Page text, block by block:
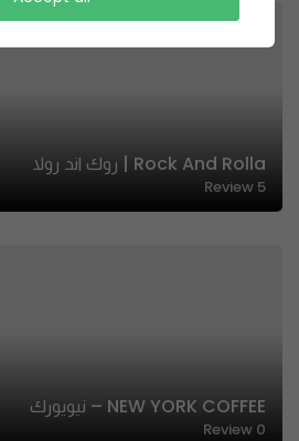
Rock And Rolla | روك اند رولا
5
Review
NEW YORK COFFEE – نيويورك
0
Review